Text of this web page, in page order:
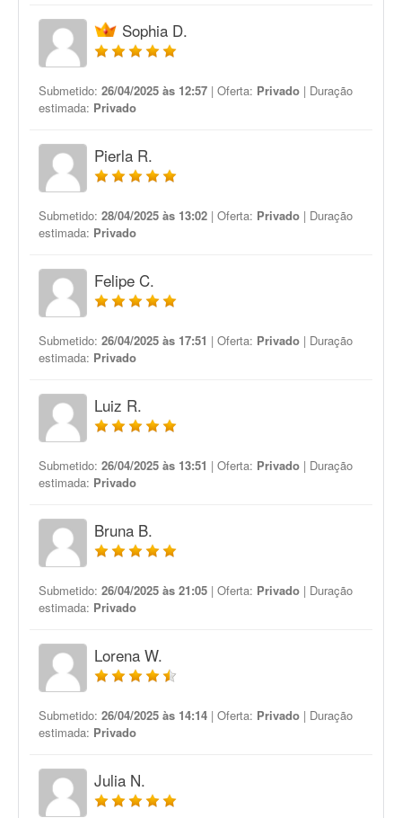
Sophia D.
Submetido: 26/04/2025 às 12:57 | Oferta: Privado | Duração
estimada: Privado
Pierla R.
Submetido: 28/04/2025 às 13:02 | Oferta: Privado | Duração
estimada: Privado
Felipe C.
Submetido: 26/04/2025 às 17:51 | Oferta: Privado | Duração
estimada: Privado
Luiz R.
Submetido: 26/04/2025 às 13:51 | Oferta: Privado | Duração
estimada: Privado
Bruna B.
Submetido: 26/04/2025 às 21:05 | Oferta: Privado | Duração
estimada: Privado
Lorena W.
Submetido: 26/04/2025 às 14:14 | Oferta: Privado | Duração
estimada: Privado
Julia N.